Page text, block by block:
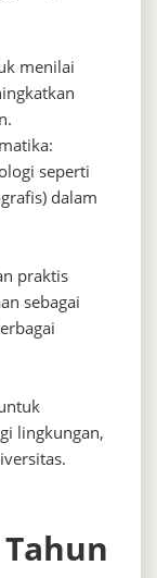
menilai
seperti
dalam
praktis
sebagai
lingkungan,